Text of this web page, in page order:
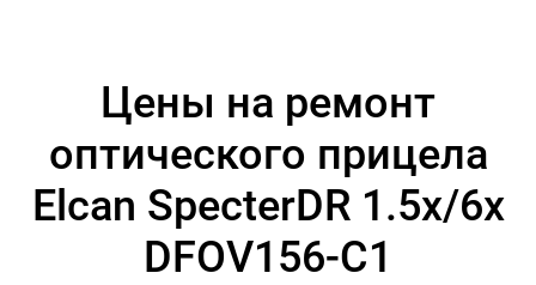
Цены на ремонт
оптического прицела
Elcan SpecterDR 1.5x/6x
DFOV156-C1